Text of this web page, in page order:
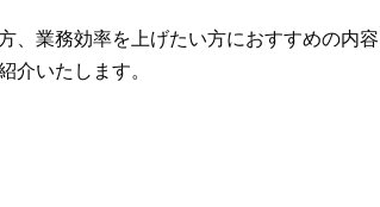
、業務効率を上げたい方におすすめの内容
介いたします。